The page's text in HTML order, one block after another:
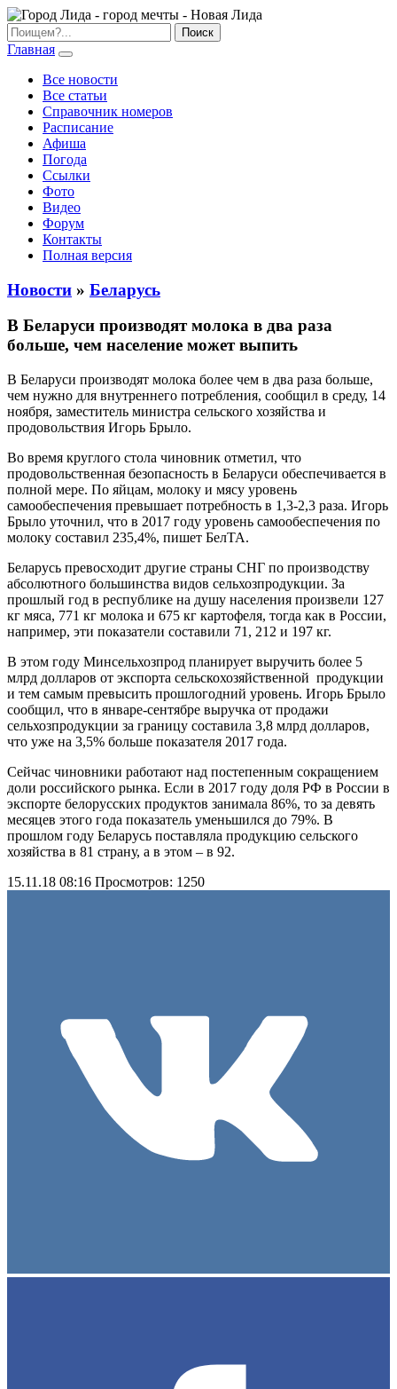
Главная
Все новости
Все статьи
Справочник номеров
Расписание
Афиша
Погода
Ссылки
Фото
Видео
Форум
Контакты
Полная версия
Новости » Беларусь
В Беларуси производят молока в два раза
больше, чем население может выпить
В Беларуси производят молока более чем в два раза больше,
чем нужно для внутреннего потребления, сообщил в среду, 14
ноября, заместитель министра сельского хозяйства и
продовольствия Игорь Брыло.
Во время круглого стола чиновник отметил, что
продовольственная безопасность в Беларуси обеспечивается в
полной мере. По яйцам, молоку и мясу уровень
самообеспечения превышает потребность в 1,3-2,3 раза. Игорь
Брыло уточнил, что в 2017 году уровень самообеспечения по
молоку составил 235,4%, пишет БелТА.
Беларусь превосходит другие страны СНГ по производству
абсолютного большинства видов сельхозпродукции. За
прошлый год в республике на душу населения произвели 127
кг мяса, 771 кг молока и 675 кг картофеля, тогда как в России,
например, эти показатели составили 71, 212 и 197 кг.
В этом году Минсельхозпрод планирует выручить более 5
млрд долларов от экспорта сельскохозяйственной продукции
и тем самым превысить прошлогодний уровень. Игорь Брыло
сообщил, что в январе-сентябре выручка от продажи
сельхозпродукции за границу составила 3,8 млрд долларов,
что уже на 3,5% больше показателя 2017 года.
Сейчас чиновники работают над постепенным сокращением
доли российского рынка. Если в 2017 году доля РФ в России в
экспорте белорусских продуктов занимала 86%, то за девять
месяцев этого года показатель уменьшился до 79%. В
прошлом году Беларусь поставляла продукцию сельского
хозяйства в 81 страну, а в этом – в 92.
15.11.18 08:16 Просмотров: 1250